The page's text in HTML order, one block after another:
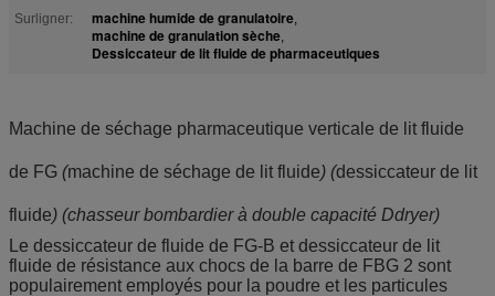
Surligner: machine humide de granulatoire,
machine de granulation sèche,
Dessiccateur de lit fluide de pharmaceutiques
Machine de séchage pharmaceutique verticale de lit fluide
de FG (machine de séchage de lit fluide) (dessiccateur de lit
fluide) (chasseur bombardier à double capacité Ddryer)
Le dessiccateur de fluide de FG-B et dessiccateur de lit
fluide de résistance aux chocs de la barre de FBG 2 sont
populairement employés pour la poudre et les particules